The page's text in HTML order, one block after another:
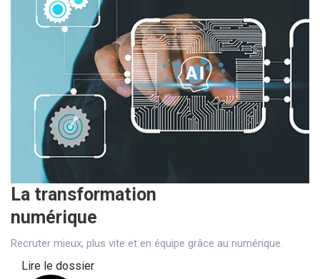
La transformation
numérique
Recruter mieux, plus vite et en équipe grâce au numérique.
Lire le dossier